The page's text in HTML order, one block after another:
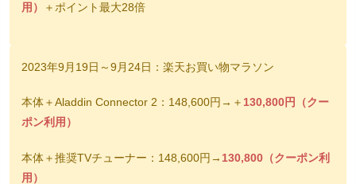
用）
＋ポイント最大28倍
2023年9月19日～9月24日：楽天お買い物マラソン
本体＋Aladdin Connector 2：148,600円→＋ 130,800円（クー
ポン利用）
本体＋推奨TVチューナー：148,600円→ 130,800（クーポン利
用）